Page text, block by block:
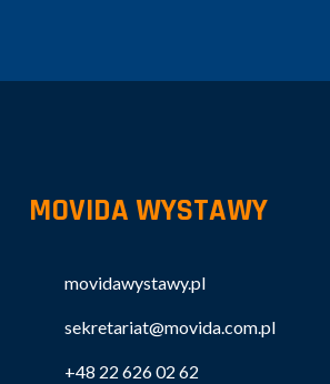
MOVIDA WYSTAWY
movidawystawy.pl
sekretariat@movida.com.pl
+48 22 626 02 62